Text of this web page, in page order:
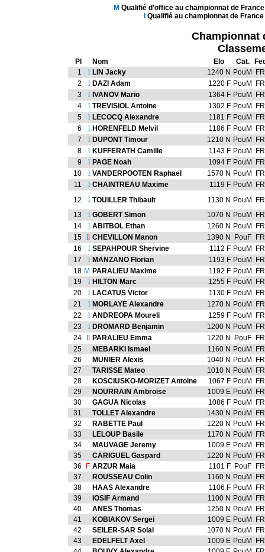
M Qualifié d’office au championnat de
lQualifié au championnat de
Championnat
Pl Nom Elo Cat.
1
l LIN Jacky 1240 N PouM
2
l DAZI Adam 1220 F PouM
3
l IVANOV Mario 1364 F PouM
4
l TREVISIOL Antoine 1302 F PouM
5
l LECOCQ Alexandre 1181 F PouM
6
l HORENFELD Melvil 1186 F PouM
7
l DUPONT Timour 1210 N PouM
8
l KUFFERATH Camille 1143 F PouM
9
l PAGE Noah 1094 F PouM
10
l VANDERPOOTEN Raphael 1570 N PouM
11
l CHAINTREAU Maxime 1119 F PouM
12
l TOUILLER Thibault 1130 N PouM
13
l GOBERT Simon 1070 N PouM
14
l ABITBOL Ethan 1260 N PouM
15 ll CHEVILLON Manon 1390 N PouF
16
l SEPAHPOUR Shervine 1112 F PouM
17
l MANZANO Florian 1193 F PouM
18 M PARALIEU Maxime 1192 F PouM
19
l HILTON Marc 1255 F PouM
20
l LACATUS Victor 1130 F PouM
21
l MORLAYE Alexandre 1270 N PouM
22
l ANDREOPA Moureli 1259 F PouM
23
l DROMARD Benjamin 1200 N PouM
24 ll PARALIEU Emma 1220 N PouF
25
MEBARKI Ismael 1160 N PouM
26
MUNIER Alexis 1040 N PouM
27
TARISSE Mateo 1010 N PouM
28
KOSCIUSKO-MORIZET Antoine 1067 F PouM
29
NOURRAIN Ambroise 1009 E PouM
30
GAGUA Nicolas 1086 F PouM
31
TOLLET Alexandre 1430 N PouM
32
RABETTE Paul 1220 N PouM
33
LELOUP Basile 1170 N PouM
34
MAUVAGE Jeremy 1009 E PouM
35
CARIGUEL Gaspard 1220 N PouM
36
F ARZUR Maia 1101 F PouF
37
ROUSSEAU Colin 1160 N PouM
38
HAAS Alexandre 1106 F PouM
39
IOSIF Armand 1100 N PouM
40
ANES Thomas 1250 N PouM
41
KOBIAKOV Sergei 1009 E PouM
42
SEILER-SAR Solal 1070 N PouM
43
EDELFELT Axel 1009 E PouM